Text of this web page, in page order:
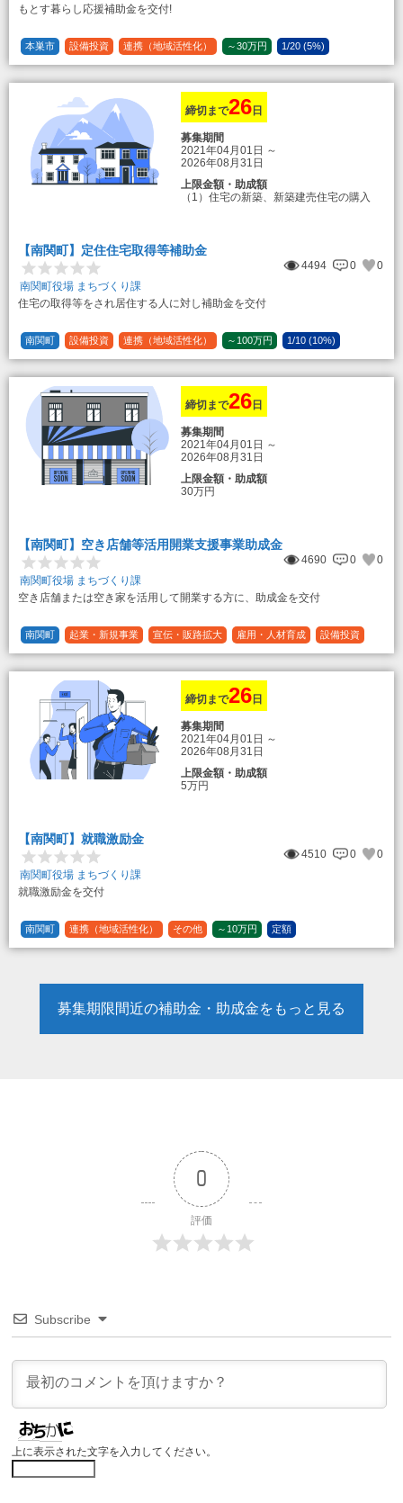
もとす暮らし応援補助金を交付!
本巣市 設備投資 連携（地域活性化） ～30万円 1/20 (5%)
締切まで26 日
募集期間
2021年04月01日 ～
2026年08月31日
上限金額・助成額
（1）住宅の新築、新築建売住宅の購入
（2）中古住宅の購入 25万円
登録事業者利用の場合25万円加算（25
（3）住宅リフォーム 経費の20％の額
登録事業者利用の場合、経費の10%の
額を加算（限度額25万円） （最大で50万
円＋25万円加算＝75万円）
【南関町】定住住宅取得等補助金
4494 0
0
南関町役場 まちづくり課
住宅の取得等をされ居住する人に対し補助金を交付
南関町 設備投資 連携（地域活性化） ～100万円
1/10 (10%)
1/5 (20%)
定額
締切まで26 日
募集期間
2021年04月01日 ～
2026年08月31日
上限金額・助成額
30万円
【南関町】空き店舗等活用開業支援事業助成金
4690 0
0
南関町役場 まちづくり課
空き店舗または空き家を活用して開業する方に、助成金を交付
南関町 起業・新規事業 宣伝・販路拡大 雇用・人材育成
設備投資
運転資金
連携（地域活性化） ～30万円 1/3 (33%)
締切まで26 日
募集期間
2021年04月01日 ～
2026年08月31日
上限金額・助成額
5万円
【南関町】就職激励金
4510 0
0
南関町役場 まちづくり課
就職激励金を交付
南関町 連携（地域活性化） その他 ～10万円 定額
募集期限間近の補助金・助成金をもっと見る
0
評価
Subscribe
上に表示された文字を入力してください。